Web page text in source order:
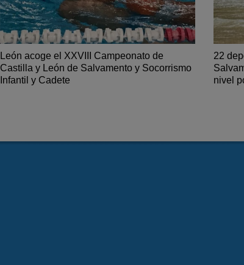
León acoge el XXVIII Campeonato de
Castilla y León de Salvamento y Socorrismo
Infantil y Cadete
22
nivel